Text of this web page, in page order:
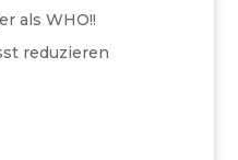
als WHO!!
reduzieren